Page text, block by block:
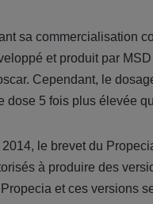
sa commercialisation
et produit par
Cependant, le
dose 5 fois plus élevée
2014, le brevet du
à produire des
et ces versions